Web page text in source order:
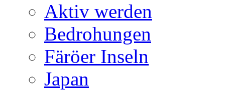
Aktiv werden
Bedrohungen
Färöer Inseln
Japan